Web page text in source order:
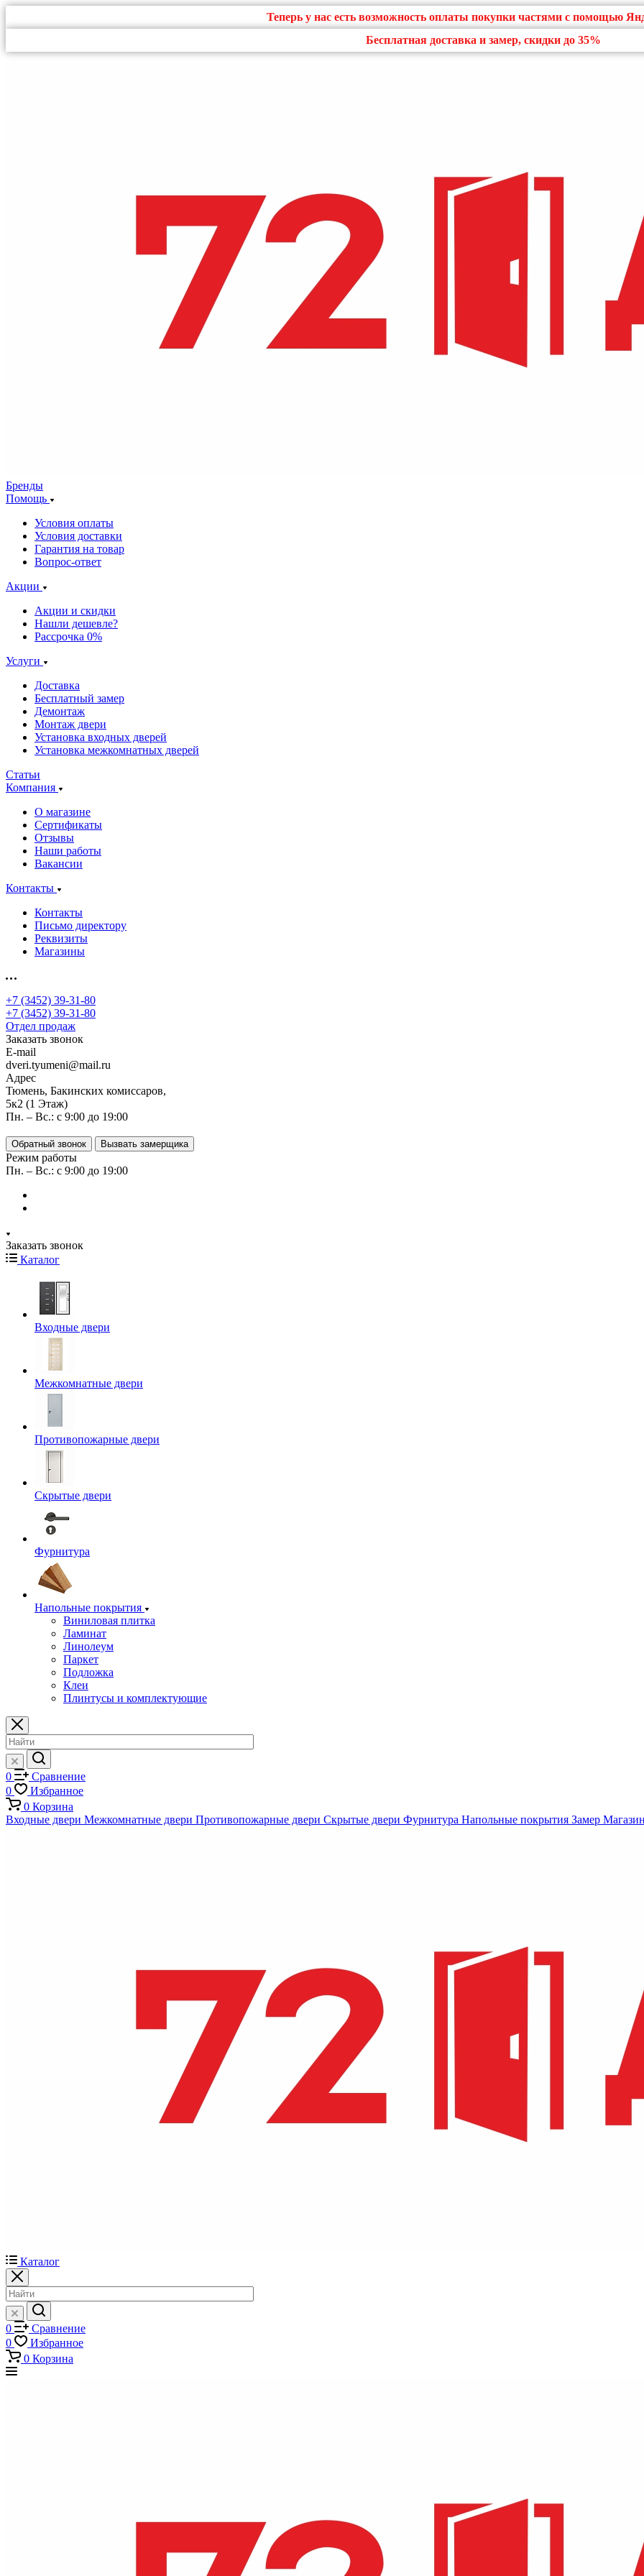
Теперь у нас есть возможность оплаты покупки частями с помощью
Бесплатная доставка и замер, скидки до 35%
Бренды
Помощь
Условия оплаты
Условия доставки
Гарантия на товар
Вопрос-ответ
Акции
Акции и скидки
Нашли дешевле?
Рассрочка 0%
Услуги
Доставка
Бесплатный замер
Демонтаж
Монтаж двери
Установка входных дверей
Установка межкомнатных дверей
Статьи
Компания
О магазине
Сертификаты
Отзывы
Наши работы
Вакансии
Контакты
Контакты
Письмо директору
Реквизиты
Магазины
+7 (3452) 39-31-80
+7 (3452) 39-31-80
Отдел продаж
Заказать звонок
E-mail
dveri.tyumeni@mail.ru
Адрес
Тюмень, Бакинских комиссаров,
5к2 (1 Этаж)
Пн. – Вс.: с 9:00 до 19:00
Обратный звонок Вызвать замерщика
Режим работы
Пн. – Вс.: с 9:00 до 19:00
Заказать звонок
Каталог
Входные двери
Межкомнатные двери
Противопожарные двери
Скрытые двери
Фурнитура
Напольные покрытия
Виниловая плитка
Ламинат
Линолеум
Паркет
Подложка
Клеи
Плинтусы и комплектующие
0
Сравнение
0
Избранное
0 Корзина
Входные двери Межкомнатные двери Противопожарные двери Скрытые двери Фурнитура Напольные покрытия Замер
Каталог
0
Сравнение
0
Избранное
0 Корзина